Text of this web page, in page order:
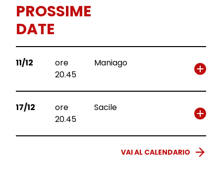
PROSSIME
DATE
11/12
ore
20.45
Maniago
17/12
ore
20.45
Sacile
VAI AL CALENDARIO